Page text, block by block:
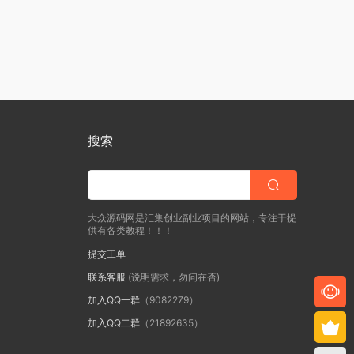
搜索
大众源码网是汇集创业副业项目的网站，专注于提
供有各类教程！！！
提交工单
联系客服 (说明需求，勿问在否)
加入QQ一群（9082279）
加入QQ二群（21892635）